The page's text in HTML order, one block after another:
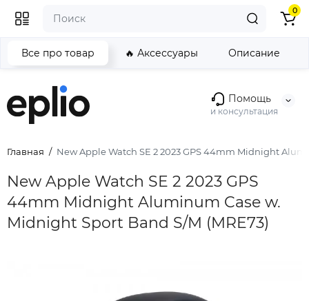
Помощь
и консультация
0
Главная New Apple Watch SE 2 2023 GPS 44mm Midnight
New Apple Watch SE 2 2023 GPS
44mm Midnight Aluminum Case w.
Midnight Sport Band S/M (MRE73)
Все про товар 🔥 Аксессуары Описание